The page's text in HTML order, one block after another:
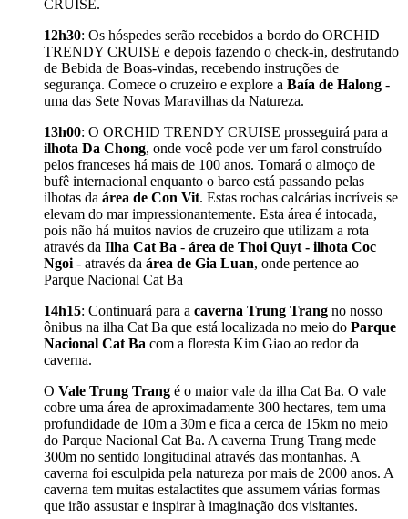
CRUISE.
12h30: Os hóspedes serão recebidos a bordo do ORCHID
TRENDY CRUISE e depois fazendo o check-in, desfrutando
de Bebida de Boas-vindas, recebendo instruções de
segurança. Comece o cruzeiro e explore a Baía de Halong -
uma das Sete Novas Maravilhas da Natureza.
13h00: O ORCHID TRENDY CRUISE prosseguirá para a
ilhota Da Chong, onde você pode ver um farol construído
pelos franceses há mais de 100 anos. Tomará o almoço de
bufê internacional enquanto o barco está passando pelas
ilhotas da área de Con Vit. Estas rochas calcárias incríveis se
elevam do mar impressionantemente. Esta área é intocada,
pois não há muitos navios de cruzeiro que utilizam a rota
através da Ilha Cat Ba - área de Thoi Quyt - ilhota Coc
Ngoi - através da área de Gia Luan, onde pertence ao
Parque Nacional Cat Ba
14h15: Continuará para a caverna Trung Trang no nosso
ônibus na ilha Cat Ba que está localizada no meio do Parque
Nacional Cat Ba com a floresta Kim Giao ao redor da
caverna.
O Vale Trung Trang é o maior vale da ilha Cat Ba. O vale
cobre uma área de aproximadamente 300 hectares, tem uma
profundidade de 10m a 30m e fica a cerca de 15km no meio
do Parque Nacional Cat Ba. A caverna Trung Trang mede
300m no sentido longitudinal através das montanhas. A
caverna foi esculpida pela natureza por mais de 2000 anos. A
caverna tem muitas estalactites que assumem várias formas
que irão assustar e inspirar à imaginação dos visitantes.